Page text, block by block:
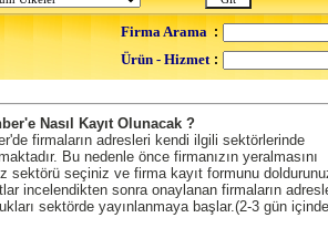
Firma Arama :
Ürün - Hizmet :
Nasıl Kayıt Olunacak ?
firmaların adresleri kendi ilgili sektörlerinde
Bu nedenle önce firmanızın yeralmasını
sektörü seçiniz ve firma kayıt formunu
incelendikten sonra onaylanan firmaların
sektörde yayınlanmaya başlar.(2-3 gün